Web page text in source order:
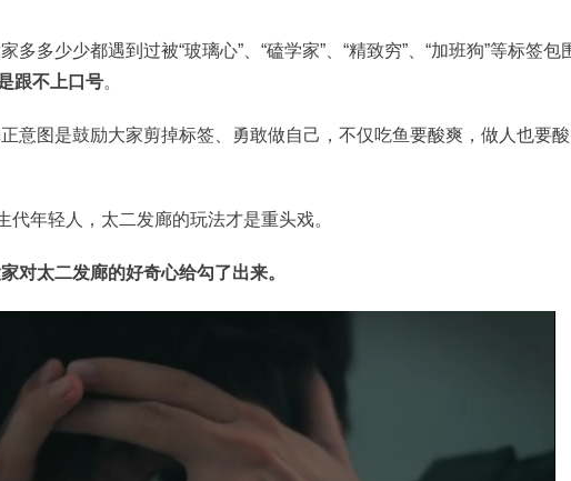
多少少都遇到过被“玻璃心”、“磕学家”、“精致穷”、“加班狗”等标签包
跟不上口号。
意图是鼓励大家剪掉标签、勇敢做自己，不仅吃鱼要酸爽，做人也要酸
代年轻人，太二发廊的玩法才是重头戏。
对太二发廊的好奇心给勾了出来。